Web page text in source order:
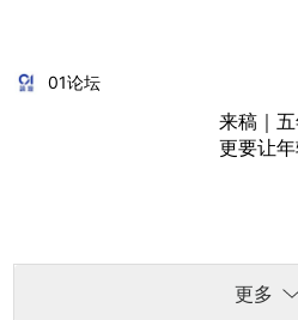
更多
01论坛
来稿｜
更要让